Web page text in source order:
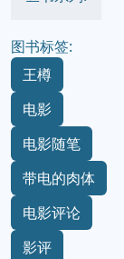
图书标签:
王樽
电影
电影随笔
带电的肉体
电影评论
影评